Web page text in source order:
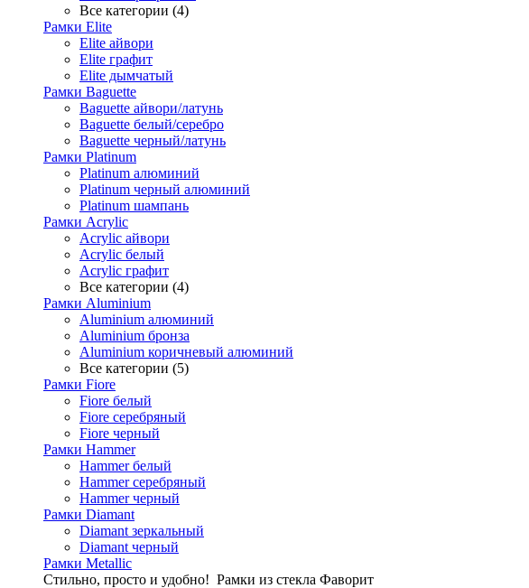
Все категории (4)
Рамки Elite
Elite айвори
Elite графит
Elite дымчатый
Рамки Baguette
Baguette айвори/латунь
Baguette белый/серебро
Baguette черный/латунь
Рамки Platinum
Platinum алюминий
Platinum черный алюминий
Platinum шампань
Рамки Acrylic
Acrylic айвори
Acrylic белый
Acrylic графит
Все категории (4)
Рамки Aluminium
Aluminium алюминий
Aluminium бронза
Aluminium коричневый алюминий
Все категории (5)
Рамки Fiore
Fiore белый
Fiore серебряный
Fiore черный
Рамки Hammer
Hammer белый
Hammer серебряный
Hammer черный
Рамки Diamant
Diamant зеркальный
Diamant черный
Рамки Metallic
Стильно, просто и удобно! Рамки из стекла Фаворит